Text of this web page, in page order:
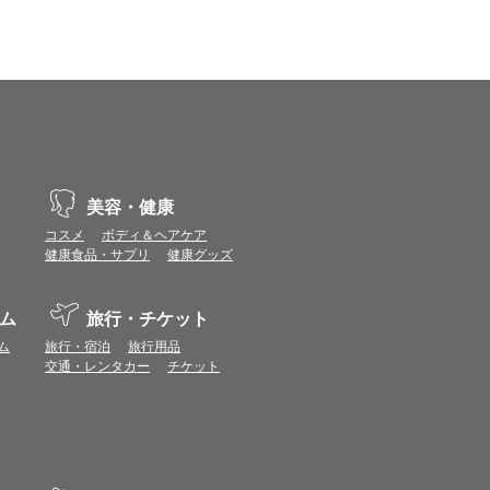
が使用できる環境でご利用ください。
トまたは表示ポイント数をプレミアムポイ
。
があります。ポイント付与時期はショップご
ましては表示ポイント数と付与ポイント数
トは付きません。
ならない場合があります。
。
から再度ショップへアクセスしてください。
。
起動して、その後ブラウザのショップサイ
美容・健康
コスメ
ボディ＆ヘアケア
健康食品・サプリ
健康グッズ
旅行・チケット
旅行・宿泊
旅行用品
交通・レンタカー
チケット